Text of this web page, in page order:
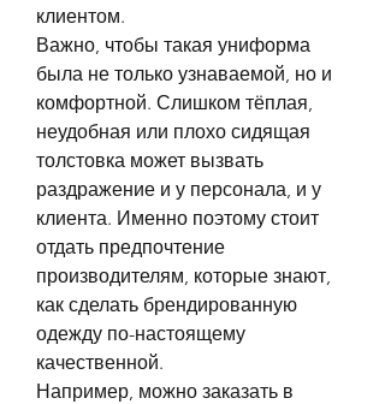
клиентом.
Важно, чтобы такая униформа
была не только узнаваемой, но и
комфортной. Слишком тёплая,
неудобная или плохо сидящая
толстовка может вызвать
раздражение и у персонала, и у
клиента. Именно поэтому стоит
отдать предпочтение
производителям, которые знают,
как сделать брендированную
одежду по-настоящему
качественной.
Например, можно заказать в